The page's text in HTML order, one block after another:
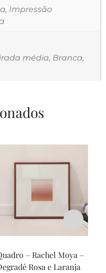
Impressão
média, Branca,
– Rachel Moya –
Rosa e Laranja